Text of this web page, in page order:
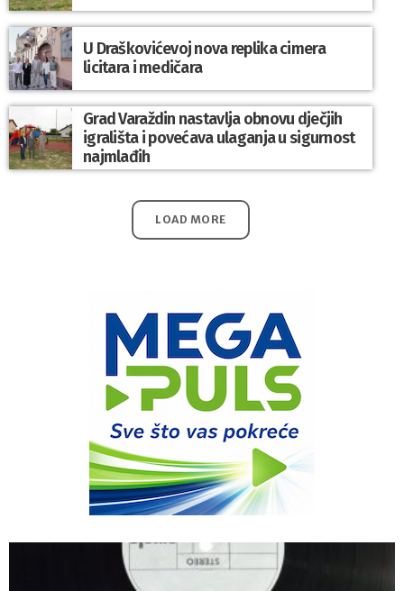
U Draškovićevoj nova replika cimera
licitara i medičara
Grad Varaždin nastavlja obnovu dječjih
igrališta i povećava ulaganja u sigurnost
najmlađih
LOAD MORE